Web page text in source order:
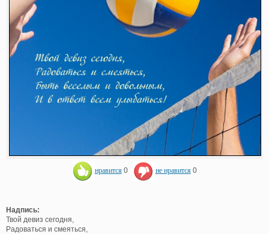
нравится 0 не нравится 0
Надпись:
Твой девиз сегодня,
Радоваться и смеяться,